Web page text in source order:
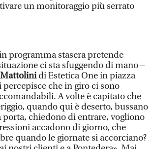
un monitoraggio più serrato
programma stasera pretende
ci sta sfuggendo di mano –
di Estetica One in piazza
percepisce che in giro ci sono
A volte è capitato che
quando qui è deserto, bussano
porta, chiedono di entrare, vogliono
accadono di giorno, che
quando le giornate si accorciano?